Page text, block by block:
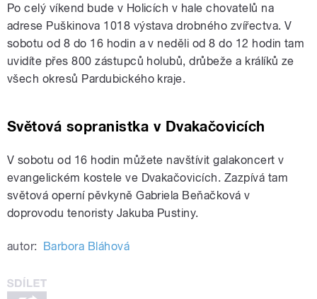
Po celý víkend bude v Holicích v hale chovatelů na
adrese Puškinova 1018 výstava drobného zvířectva. V
sobotu od 8 do 16 hodin a v neděli od 8 do 12 hodin tam
uvidíte přes 800 zástupců holubů, drůbeže a králíků ze
všech okresů Pardubického kraje.
Světová sopranistka v Dvakačovicích
V sobotu od 16 hodin můžete navštívit galakoncert v
evangelickém kostele ve Dvakačovicích. Zazpívá tam
světová operní pěvkyně Gabriela Beňačková v
doprovodu tenoristy Jakuba Pustiny.
autor: Barbora Bláhová